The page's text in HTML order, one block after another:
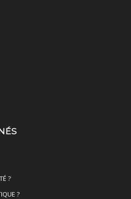
?
?